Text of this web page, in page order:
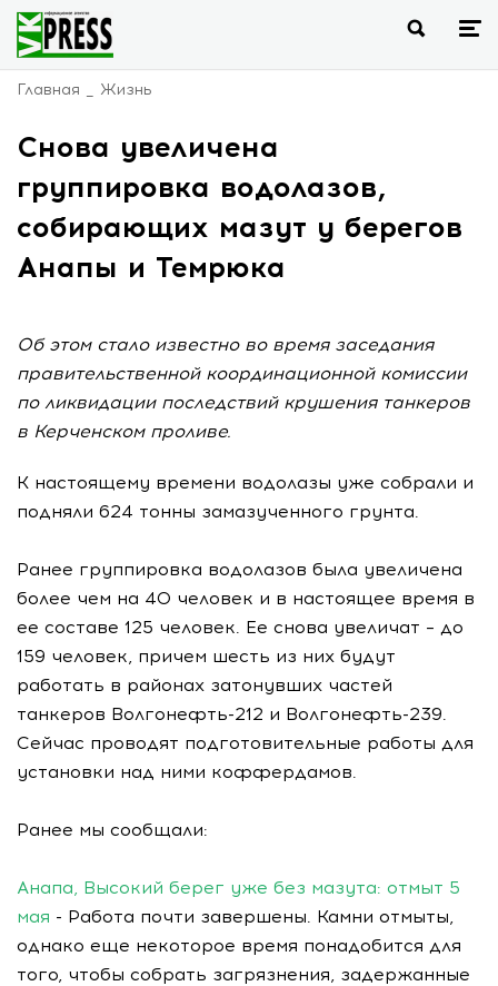
Главная Жизнь
Снова увеличена
группировка водолазов,
собирающих мазут у берегов
Анапы и Темрюка
Об этом стало известно во время заседания
правительственной координационной комиссии
по ликвидации последствий крушения танкеров
в Керченском проливе.
К настоящему времени водолазы уже собрали и
подняли 624 тонны замазученного грунта.
Ранее группировка водолазов была увеличена
более чем на 40 человек и в настоящее время в
ее составе 125 человек. Ее снова увеличат – до
159 человек, причем шесть из них будут
работать в районах затонувших частей
танкеров Волгонефть-212 и Волгонефть-239.
Сейчас проводят подготовительные работы для
установки над ними коффердамов.
Ранее мы сообщали:
Анапа, Высокий берег уже без мазута: отмыт 5
мая - Работа почти завершены. Камни отмыты,
однако еще некоторое время понадобится для
того, чтобы собрать загрязнения, задержанные